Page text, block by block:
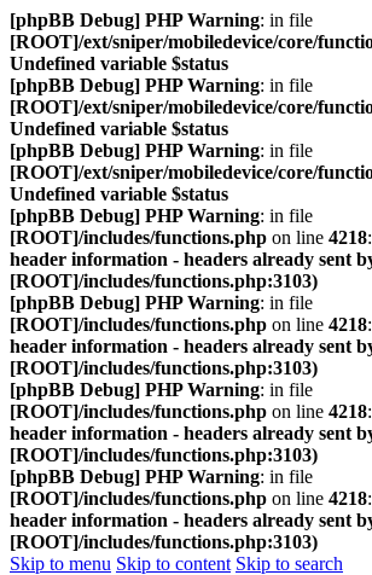
[phpBB Debug] PHP Warning: in file
[ROOT]/ext/sniper/mobiledevice/core/
Undefined variable $status
[phpBB Debug] PHP Warning: in file
[ROOT]/ext/sniper/mobiledevice/core/
Undefined variable $status
[phpBB Debug] PHP Warning: in file
[ROOT]/ext/sniper/mobiledevice/core/
Undefined variable $status
[phpBB Debug] PHP Warning: in file
[ROOT]/includes/functions.php on line 4218:
header information - headers already sent
[ROOT]/includes/functions.php:3103)
[phpBB Debug] PHP Warning: in file
[ROOT]/includes/functions.php on line 4218:
header information - headers already sent
[ROOT]/includes/functions.php:3103)
[phpBB Debug] PHP Warning: in file
[ROOT]/includes/functions.php on line 4218:
header information - headers already sent
[ROOT]/includes/functions.php:3103)
[phpBB Debug] PHP Warning: in file
[ROOT]/includes/functions.php on line 4218:
header information - headers already sent
[ROOT]/includes/functions.php:3103)
Skip to menu Skip to content Skip to search